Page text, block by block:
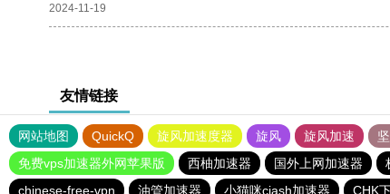
2024-11-19
友情链接
网站地图 QuickQ 旋风加速度器 旋风 旋风加速
免费vps加速器外网苹果版
西柚加速器 国外上网加速器
chinese-free-vpn
油管加速器 小猫咪ciash加速器 CHK